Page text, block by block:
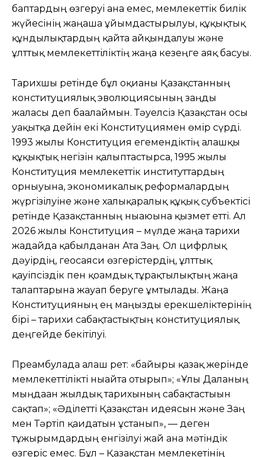
баптардың өзгеруі ғана емес, мемлекеттік билік
жүйесінің жаңаша ұйымдастырылуы, құқықтық
құндылықтардың қайта айқындалуы және
ұлттық мемлекеттіліктің жаңа кезеңге аяқ басуы.
Тарихшы ретінде бұл оқиғаны Қазақстанның
конституциялық эволюциясының заңды
жалғасы деп бағалаймын. Тәуелсіз Қазақстан осы
уақытқа дейін екі Конституциямен өмір сүрді.
1993 жылғы Конституция егемендіктің алғашқы
құқықтық негізін қалыптастырса, 1995 жылғы
Конституция мемлекеттік институттардың
орнығуына, экономикалық реформалардың
жүргізілуіне және халықаралық құқық субъектісі
ретінде Қазақстанның нығаюына қызмет етті. Ал
2026 жылғы Конституция – мүлде жаңа тарихи
жағдайда қабылданған Ата Заң. Ол цифрлық
дәуірдің, геосаяси өзгерістердің, ұлттық
қауіпсіздік пен қоғамдық тұрақтылықтың жаңа
талаптарына жауап беруге ұмтылады. Жаңа
Конституцияның ең маңызды ерекшеліктерінің
бірі – тарихи сабақтастықтың конституциялық
деңгейде бекітілуі.
Преамбулада алғаш рет: «байырғы қазақ жерінде
мемлекеттілікті нығайта отырып»; «Ұлы Даланың
мыңдаған жылдық тарихының сабақтастығын
сақтап»; «Әділетті Қазақстан идеясын және Заң
мен Тәртіп қағидатын ұстанып», — деген
тұжырымдардың енгізілуі жай ғана мәтіндік
өзгеріс емес. Бұл – Қазақстан мемлекетінің